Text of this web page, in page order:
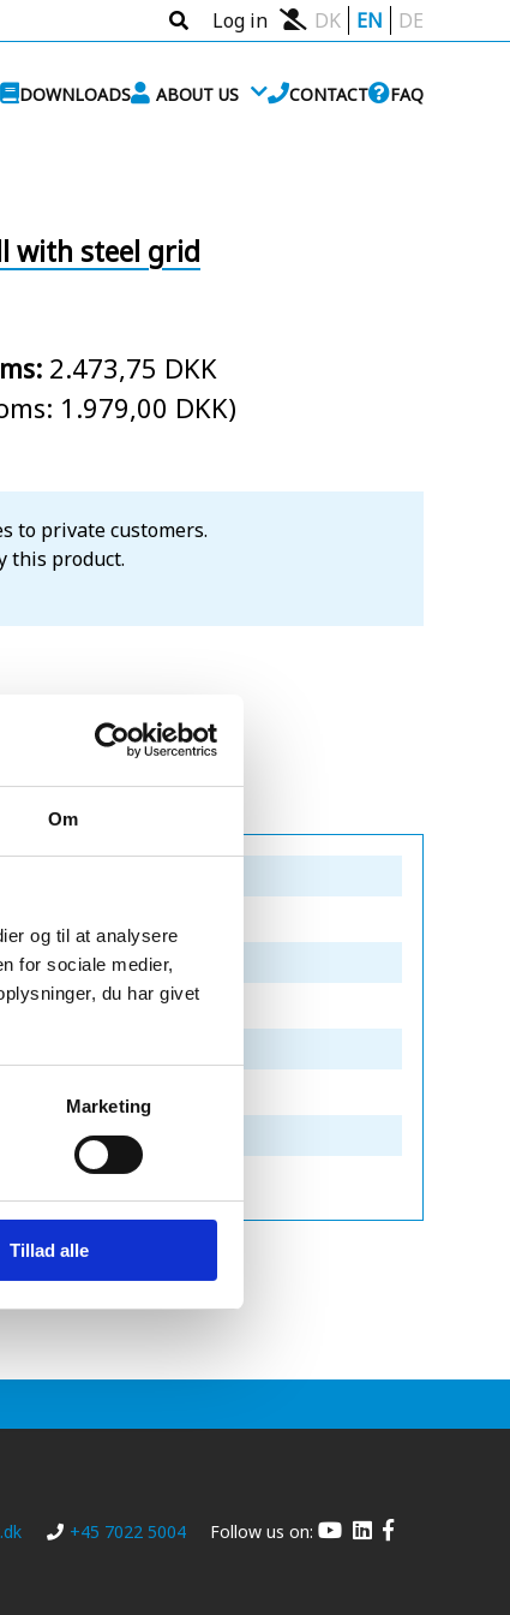
Om
og til at analysere
for sociale medier,
du har givet
Marketing
Tillad alle
with steel grid
2.473,75 DKK
1.979,00 DKK)
to private customers.
this product.
Log in DK EN DE
DOWNLOADS ABOUT US CONTACT FAQ
+45 7022 5004 Follow us on: